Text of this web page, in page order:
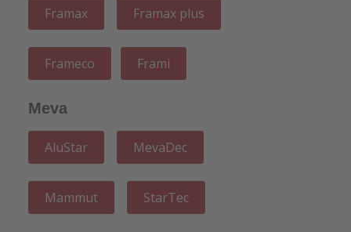
Framax Framax plus
Frameco Frami
Meva
AluStar MevaDec
Mammut StarTec